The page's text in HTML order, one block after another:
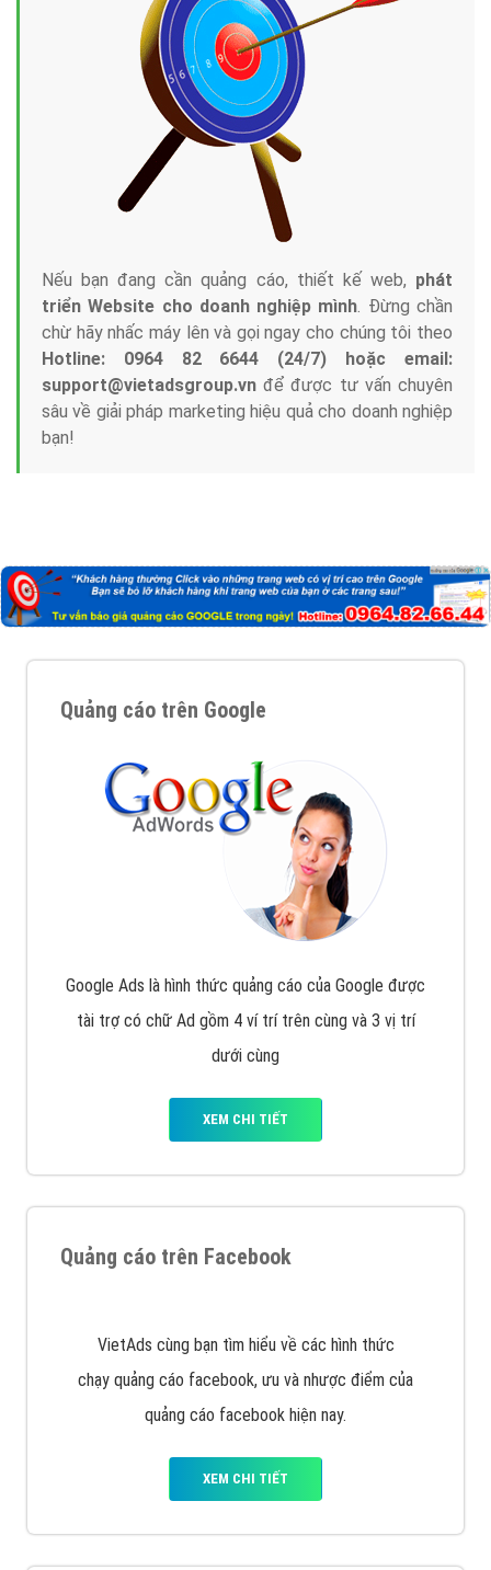
Nếu bạn đang cần quảng cáo, thiết kế web, phát
triển Website cho doanh nghiệp mình. Đừng chần
chừ hãy nhấc máy lên và gọi ngay cho chúng tôi theo
Hotline: 0964 82 6644 (24/7) hoặc email:
support@vietadsgroup.vn để được tư vấn chuyên
sâu về giải pháp marketing hiệu quả cho doanh nghiệp
bạn!
Quảng cáo trên Google
Google Ads là hình thức quảng cáo của Google được
tài trợ có chữ Ad gồm 4 ví trí trên cùng và 3 vị trí
dưới cùng
XEM CHI TIẾT
Quảng cáo trên Facebook
VietAds cùng bạn tìm hiểu về các hình thức